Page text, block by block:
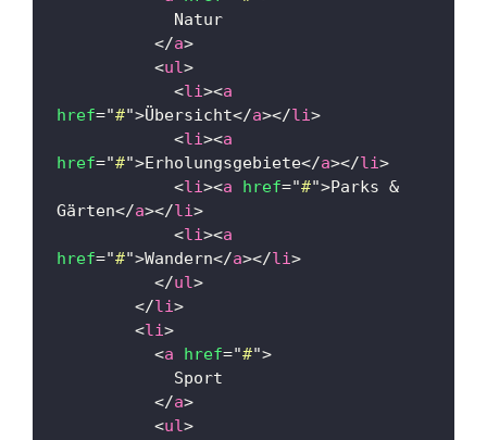
            Natur
</a>
<ul>
<li><a
href="#">Übersicht</a></li>
<li><a
href="#">Erholungsgebiete</a></li>
<li><a href="#">Parks &
Gärten</a></li>
<li><a
href="#">Wandern</a></li>
</ul>
</li>
<li>
<a href="#">
            Sport
</a>
<ul>